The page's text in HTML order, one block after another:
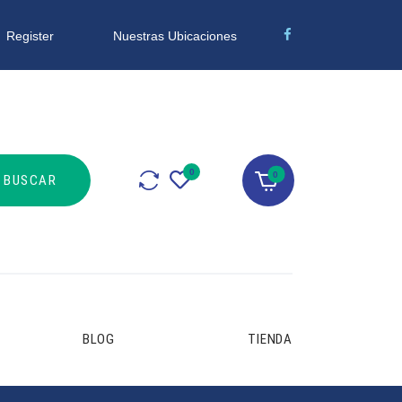
Register Nuestras Ubicaciones
0
BLOG TIENDA